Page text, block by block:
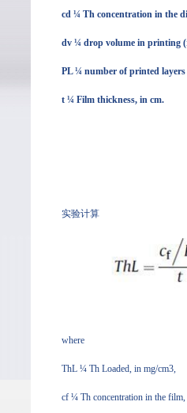
cd ¼ Th concentration in the
dv ¼ drop volume in printing
PL ¼ number of printed
t ¼ Film thickness, in cm.
实验计算
where
ThL ¼ Th Loaded, in mg/cm3,
cf ¼ Th concentration in the